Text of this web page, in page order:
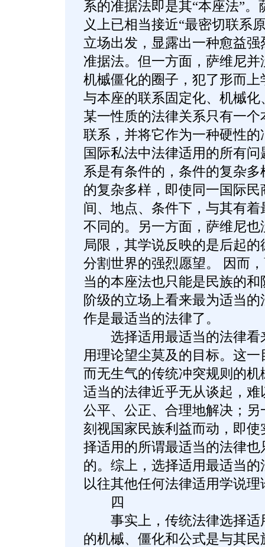
系的准据法即是其“本座法”
义上已相当接近“最密切联系
立场出发，显露出一种愈益
准据法。但一方面，萨维尼
机槭僵化的圈子，犯了形而
与本座的联系固定化、机槭
某一性质的法律关系只有一
联系，并将它作为一种硬性
国际私法中法律适用的所有
系是有条件的，条件的复杂
的复杂多样，即使同一国际
间、地点、条件下，与其有
不同的。另一方面，萨维尼
局限，其学说反映的是后起
分割世界的强烈愿望。 因而
当的本座法也只能是民族的
阶级的立场上看来最为适当
作是最适当的法律了。
选择适用最适当的法律看
用理论望尘莫及的目标。这
而无生气的传统冲突规则的
适当的法律近乎无从谈起，
公平、公正、合理地解决；
刻视国家民族利益而动，即
择适用的所谓最适当的法律
的。综上，选择适用最适当
以往其他任何法律适用学说
四
事实上，传统法律选择适
的机槭、僵化和公式是与其